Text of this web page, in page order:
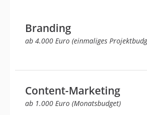
Branding
ab 4.000 Euro (einmaliges
Content-Marketing
ab 1.000 Euro (Monatsbudget)